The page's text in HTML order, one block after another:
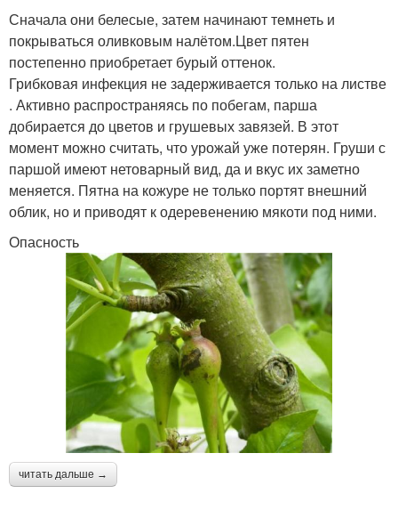
Сначала они белесые, затем начинают темнеть и
покрываться оливковым налётом.Цвет пятен
постепенно приобретает бурый оттенок.
Грибковая инфекция не задерживается только на листве
. Активно распространяясь по побегам, парша
добирается до цветов и грушевых завязей. В этот
момент можно считать, что урожай уже потерян. Груши с
паршой имеют нетоварный вид, да и вкус их заметно
меняется. Пятна на кожуре не только портят внешний
облик, но и приводят к одеревенению мякоти под ними.
Опасность
читать дальше →